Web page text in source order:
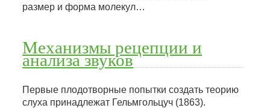
размер и форма молекул…
Механизмы рецепции и
анализа звуков
Первые плодотворные попытки создать теорию
слуха принадлежат Гельмгольцуч (1863).